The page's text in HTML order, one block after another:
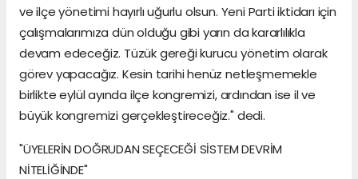
ve ilçe yönetimi hayırlı uğurlu olsun. Yeni Parti iktidarı için
çalışmalarımıza dün olduğu gibi yarın da kararlılıkla
devam edeceğiz. Tüzük gereği kurucu yönetim olarak
görev yapacağız. Kesin tarihi henüz netleşmemekle
birlikte eylül ayında ilçe kongremizi, ardından ise il ve
büyük kongremizi gerçekleştireceğiz." dedi.
"ÜYELERİN DOĞRUDAN SEÇECEĞİ SİSTEM DEVRİM
NİTELİĞİNDE"